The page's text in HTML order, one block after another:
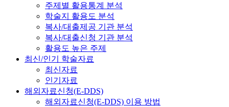
주제별 활용통계 분석
학술지 활용도 분석
복사/대출제공 기관 분석
복사/대출신청 기관 분석
활용도 높은 주제
최신/인기 학술자료
최신자료
인기자료
해외자료신청(E-DDS)
해외자료신청(E-DDS) 이용 방법